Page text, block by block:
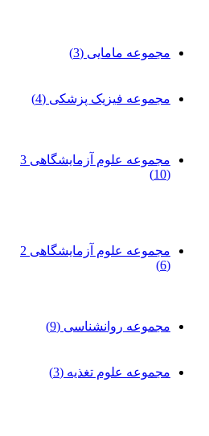
مجموعه مامایی (3)
مجموعه فیزیک پزشکی (4)
مجموعه علوم آزمایشگاهی 3
(10)
مجموعه علوم آزمایشگاهی 2
(6)
مجموعه روانشناسی (9)
مجموعه علوم تغذیه (3)